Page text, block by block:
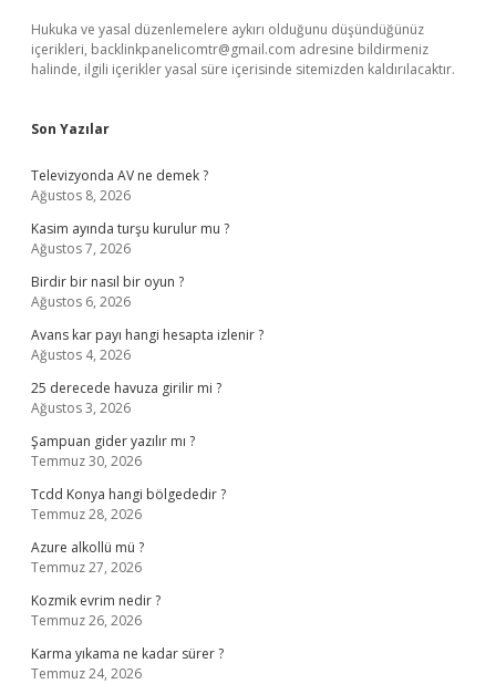
Hukuka ve yasal düzenlemelere aykırı olduğunu düşündüğünüz
içerikleri, backlinkpanelicomtr@gmail.com adresine bildirmeniz
halinde, ilgili içerikler yasal süre içerisinde sitemizden kaldırılacaktır.
Son Yazılar
Televizyonda AV ne demek ?
Ağustos 8, 2026
Kasim ayında turşu kurulur mu ?
Ağustos 7, 2026
Birdir bir nasıl bir oyun ?
Ağustos 6, 2026
Avans kar payı hangi hesapta izlenir ?
Ağustos 4, 2026
25 derecede havuza girilir mi ?
Ağustos 3, 2026
Şampuan gider yazılır mı ?
Temmuz 30, 2026
Tcdd Konya hangi bölgededir ?
Temmuz 28, 2026
Azure alkollü mü ?
Temmuz 27, 2026
Kozmik evrim nedir ?
Temmuz 26, 2026
Karma yıkama ne kadar sürer ?
Temmuz 24, 2026